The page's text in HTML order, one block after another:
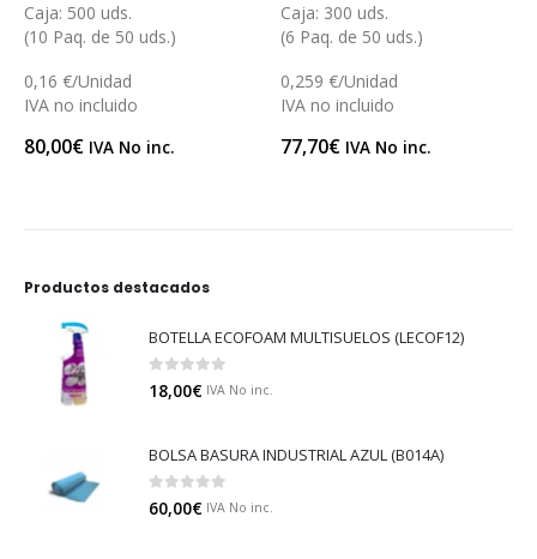
Caja: 300 uds.
(6 Paq. de 50 uds.)
0,259 €/Unidad
IVA no incluido
77,70 € IVA No inc.
Caja: 1.000 uds.
(4 Paq. de 250 uds.)
0,072 €/Unidad
IVA no incluido
72,00 € IVA No inc.
Productos destacados
BOTELLA ECOFOAM MULTISUELOS (LECOF12)
0 out of 5
18,00€ IVA No inc.
BOLSA BASURA INDUSTRIAL AZUL (B014A)
0out of 5
60,00€ IVA No inc.